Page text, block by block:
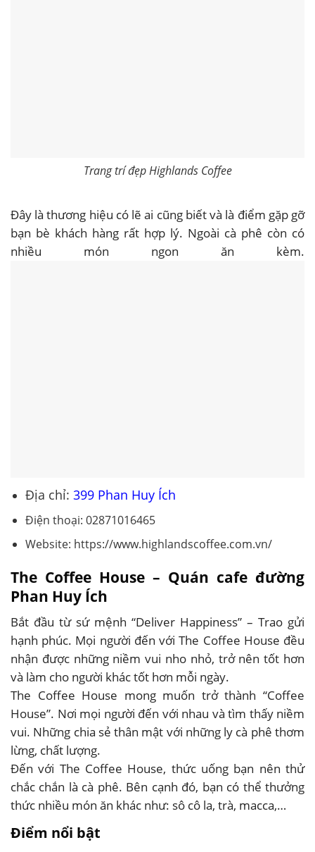
Trang trí đẹp Highlands Coffee
Đây là thương hiệu có lẽ ai cũng biết và là điểm gặp gỡ
bạn bè khách hàng rất hợp lý. Ngoài cà phê còn có
nhiều món ngon ăn kèm.
Địa chỉ: 399 Phan Huy Ích
Điện thoại: 02871016465
Website: https://www.highlandscoffee.com.vn/
The Coffee House – Quán cafe đường
Phan Huy Ích
Bắt đầu từ sứ mệnh “Deliver Happiness” – Trao gửi
hạnh phúc. Mọi người đến với The Coffee House đều
nhận được những niềm vui nho nhỏ, trở nên tốt hơn
và làm cho người khác tốt hơn mỗi ngày.
The Coffee House mong muốn trở thành “Coffee
House”. Nơi mọi người đến với nhau và tìm thấy niềm
vui. Những chia sẻ thân mật với những ly cà phê thơm
lừng, chất lượng.
Đến với The Coffee House, thức uống bạn nên thử
chắc chắn là cà phê. Bên cạnh đó, bạn có thể thưởng
thức nhiều món ăn khác như: sô cô la, trà, macca,…
Điểm nổi bật